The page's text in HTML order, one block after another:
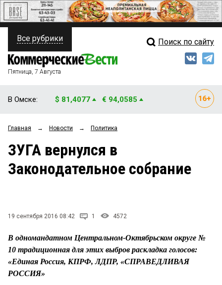
ПОЛИТИКА
ФИНАНСЫ
ОБЩЕСТВО
ЗАКОН
НОВОСТИ КОМПАНИЙ
СТИЛЬ ЖИЗНИ
Свежий выпуск
Блоги
Все рубрики Поиск по сайту
Пятница, 7 Августа
В Омске: $ 81,4077 € 94,0585
Главная → Новости → Политика
ЗУГА вернулся в
Законодательное собрание
19 сентября 2016 08:42 1 4572
В одномандатном Центральном-Октябрьском округе №
10 традиционная для этих выбров раскладка голосов:
«Единая Россия, КПРФ, ЛДПР, «СПРАВЕДЛИВАЯ
РОССИЯ»